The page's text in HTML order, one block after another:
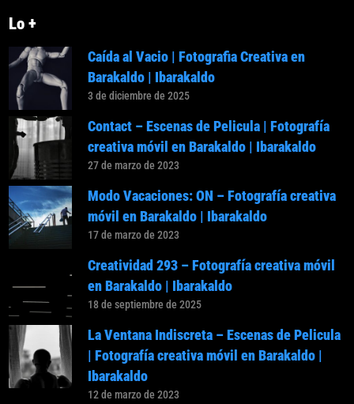
Lo +
Caída al Vacio | Fotografia Creativa en
Barakaldo | Ibarakaldo
3 de diciembre de 2025
Contact – Escenas de Pelicula | Fotografía
creativa móvil en Barakaldo | Ibarakaldo
27 de marzo de 2023
Modo Vacaciones: ON – Fotografía creativa
móvil en Barakaldo | Ibarakaldo
17 de marzo de 2023
Creatividad 293 – Fotografía creativa móvil
en Barakaldo | Ibarakaldo
18 de septiembre de 2025
La Ventana Indiscreta – Escenas de Pelicula
| Fotografía creativa móvil en Barakaldo |
Ibarakaldo
12 de marzo de 2023